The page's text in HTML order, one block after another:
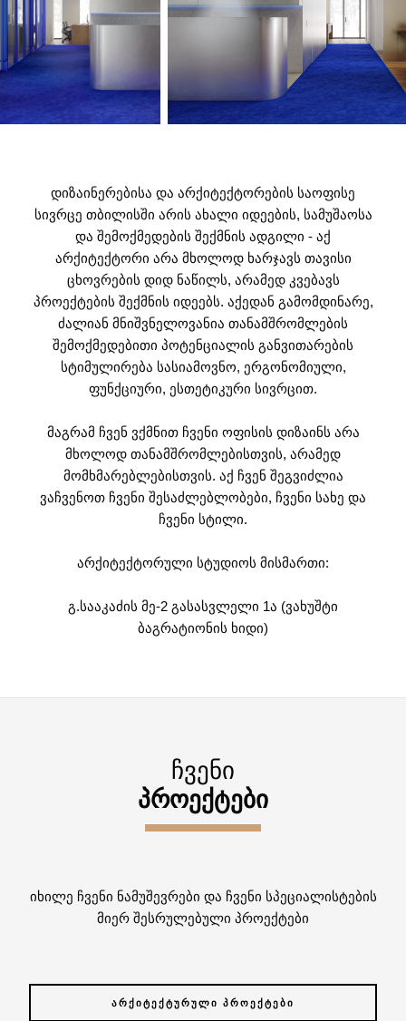
დიზაინერებისა და არქიტექტორების საოფისე
სივრცე თბილისში არის ახალი იდეების, სამუშაოსა
და შემოქმედების შექმნის ადგილი - აქ
არქიტექტორი არა მხოლოდ ხარჯავს თავისი
ცხოვრების დიდ ნაწილს, არამედ კვებავს
პროექტების შექმნის იდეებს. აქედან გამომდინარე,
ძალიან მნიშვნელოვანია თანამშრომლების
შემოქმედებითი პოტენციალის განვითარების
სტიმულირება სასიამოვნო, ერგონომიული,
ფუნქციური, ესთეტიკური სივრცით.
მაგრამ ჩვენ ვქმნით ჩვენი ოფისის დიზაინს არა
მხოლოდ თანამშრომლებისთვის, არამედ
მომხმარებლებისთვის. აქ ჩვენ შეგვიძლია
ვაჩვენოთ ჩვენი შესაძლებლობები, ჩვენი სახე და
ჩვენი სტილი.
არქიტექტორული სტუდიოს მისმართი:
გ.სააკაძის მე-2 გასასვლელი 1ა (ვახუშტი
ბაგრატიონის ხიდი)
ᲩᲕᲔᲜᲘ
ᲞᲠᲝᲔᲥᲢᲔᲑᲘ
იხილე ჩვენი ნამუშევრები და ჩვენი სპეციალისტების
მიერ შესრულებული პროექტები
ᲐᲠᲥᲘᲢᲔᲥᲢᲣᲠᲣᲚᲘ ᲞᲠᲝᲔᲥᲢᲔᲑᲘ